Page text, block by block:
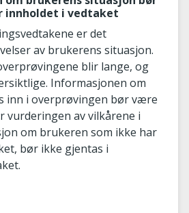
i vedtaket
er det
av brukerens situasjon.
blir lange, og
Informasjonen om
inn i overprøvingen bør være
vurderingen av vilkårene i
om brukeren som ikke har
bør ikke gjentas i